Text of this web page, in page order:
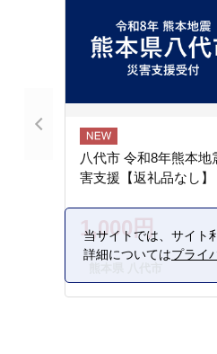
八代市 令和8年熊本地
害支援【返礼品なし】
1,000円
当サイトでは、サイト
詳細についてはプライ